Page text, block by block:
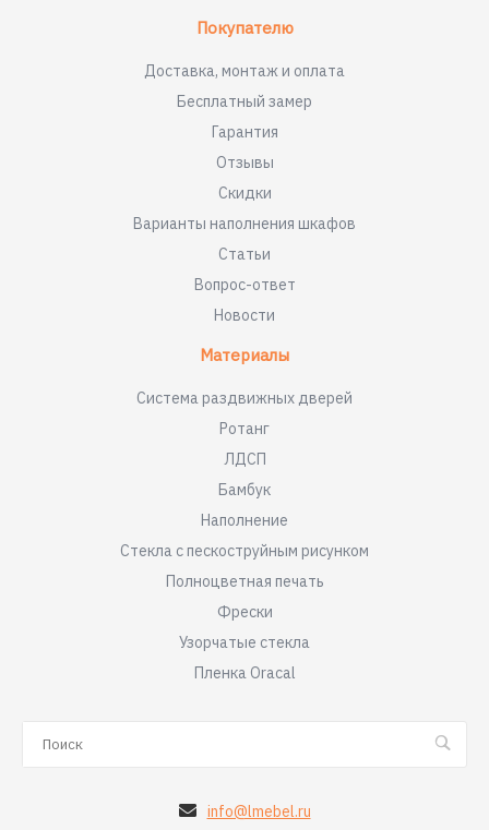
Покупателю
Доставка, монтаж и оплата
Бесплатный замер
Гарантия
Отзывы
Скидки
Варианты наполнения шкафов
Статьи
Вопрос-ответ
Новости
Материалы
Система раздвижных дверей
Ротанг
ЛДСП
Бамбук
Наполнение
Стекла с пескоструйным рисунком
Полноцветная печать
Фрески
Узорчатые стекла
Пленка Oracal
info@lmebel.ru